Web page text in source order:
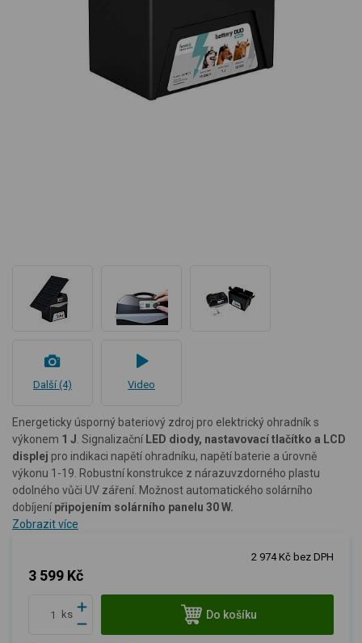
Další (4) Video
Energeticky úsporný bateriový zdroj pro elektrický ohradník s
výkonem 1 J . Signalizační LED diody, nastavovací tlačítko a LCD
displej pro indikaci napětí ohradníku, napětí baterie a úrovně
výkonu 1-19. Robustní konstrukce z nárazuvzdorného plastu
odolného vůči UV záření. Možnost automatického solárního
dobíjení připojením solárního panelu 30 W.
Zobrazit více
3 599 Kč
2 974 Kč bez DPH
ks Do košíku